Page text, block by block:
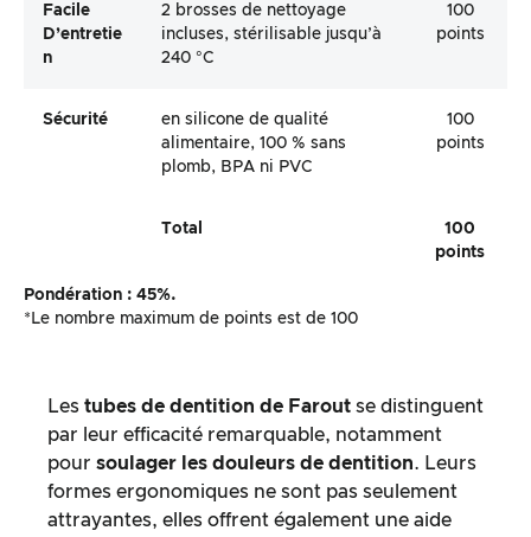
Facile
D’entretie
N
2 brosses de nettoyage
incluses, stérilisable jusqu’à
240 °C
100
points
Sécurité
en silicone de qualité
alimentaire, 100 % sans
plomb, BPA ni PVC
100
points
Total
100
points
Pondération : 45%.
*Le nombre maximum de points est de 100
Les tubes de dentition de Farout se distinguent
par leur efficacité remarquable, notamment
pour soulager les douleurs de dentition. Leurs
formes ergonomiques ne sont pas seulement
attrayantes, elles offrent également une aide